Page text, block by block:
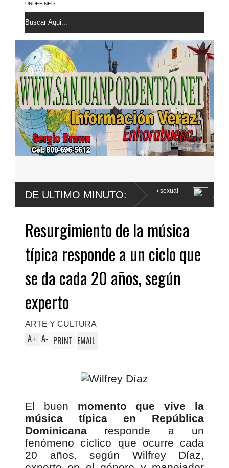
UNDEFINED
DE ULTIMO MINUTO:
apela sentencia por abuso sexual
Poder Ejecutivo promulga
Resurgimiento de la música
típica responde a un ciclo que
se da cada 20 años, según
experto
ARTE Y CULTURA
A+ A- PRINT EMAIL
El buen momento que vive la
música típica en República
Dominicana responde a un
fenómeno cíclico que ocurre cada
20 años, según Wilfrey Díaz,